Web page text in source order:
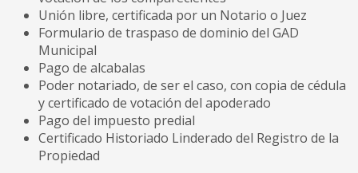
Unión libre, certificada por un Notario o Juez
Formulario de traspaso de dominio del GAD
Municipal
Pago de alcabalas
Poder notariado, de ser el caso, con copia de cédula
y certificado de votación del apoderado
Pago del impuesto predial
Certificado Historiado Linderado del Registro de la
Propiedad